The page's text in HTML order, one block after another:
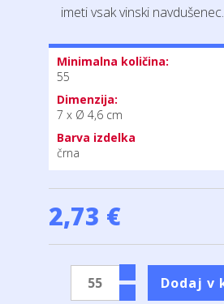
imeti vsak vinski navdušenec.
Minimalna količina:
55
Dimenzija:
7 x Ø 4,6 cm
Barva izdelka
črna
2,73 €